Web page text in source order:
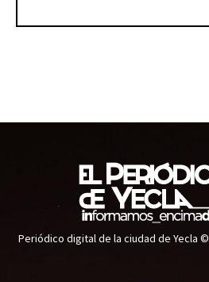
Periódico digital de la ciudad de Yecla